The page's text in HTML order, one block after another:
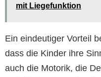
mit Liegefunktion
Ein eindeutiger Vorteil
dass die Kinder ihre
auch die Motorik, die